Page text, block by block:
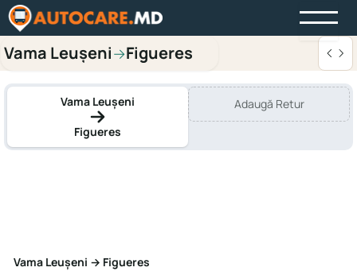
Vama Leușeni→Figueres
Vama Leușeni
Figueres
Adaugă Retur
Vama Leușeni → Figueres